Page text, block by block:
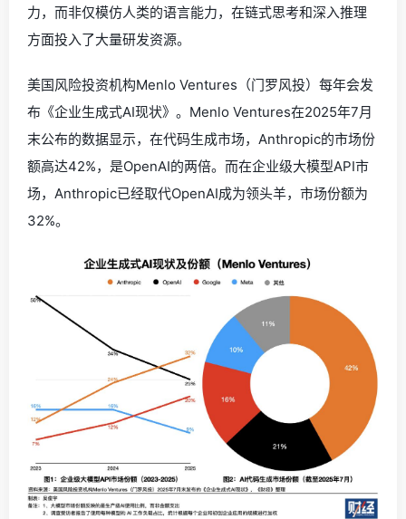
力，而非仅模仿人类的语言能力，在链式思考和深入推理
方面投入了大量研发资源。
美国风险投资机构Menlo Ventures（门罗风投）每年会发
布《企业生成式AI现状》。Menlo Ventures在2025年7月
末公布的数据显示，在代码生成市场，Anthropic的市场份
额高达42%，是OpenAI的两倍。而在企业级大模型API市
场，Anthropic已经取代OpenAI成为领头羊，市场份额为
32%。